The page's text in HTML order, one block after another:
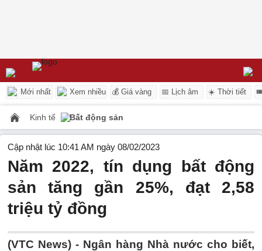
Mới nhất Xem nhiều 💰 Giá vàng 📅 Lịch âm ☀️ Thời tiết
Kinh tế Bất động sản
Cập nhật lúc 10:41 AM ngày 08/02/2023
Năm 2022, tín dụng bất động
sản tăng gần 25%, đạt 2,58
triệu tỷ đồng
(VTC News) - Ngân hàng Nhà nước cho biết,